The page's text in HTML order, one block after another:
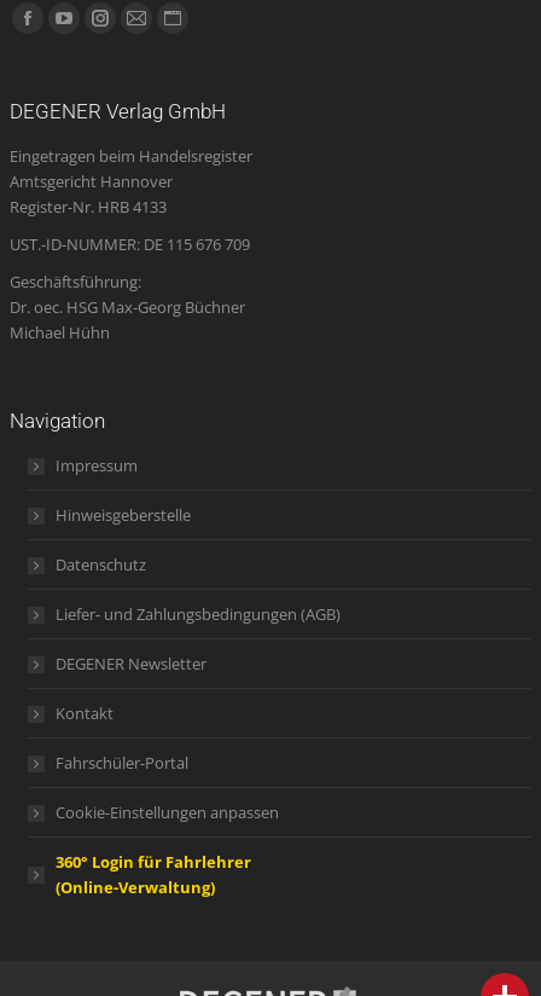
Finden Sie uns auf:
Facebook
new
window
YouTube
new
window
Instagram
new
window
E-
opens
in
new
Website
new
DEGENER Verlag GmbH
Eingetragen beim Handelsregister
Amtsgericht Hannover
Register-Nr. HRB 4133
UST.-ID-NUMMER: DE 115 676 709
Geschäftsführung:
Dr. oec. HSG Max-Georg Büchner
Michael Hühn
Navigation
Impressum
Hinweisgeberstelle
Datenschutz
Liefer- und Zahlungsbedingungen (AGB)
DEGENER Newsletter
Kontakt
Fahrschüler-Portal
Cookie-Einstellungen anpassen
360° Login für Fahrlehrer
(Online-Verwaltung)
person IHR FACHBERATER